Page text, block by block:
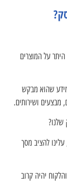
על המוצרים
שהוא מבקש
מבצעים ושירותים.
להציב מסך
יהיה קרוב